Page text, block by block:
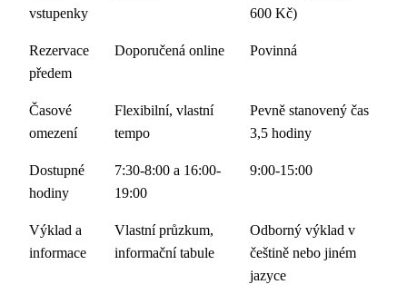
vstupenky
600 Kč)
Rezervace
předem
Doporučená online Povinná
Časové
omezení
Flexibilní, vlastní
tempo
Pevně stanovený čas
3,5 hodiny
Dostupné
hodiny
7:30-8:00 a 16:00-
19:00
9:00-15:00
Výklad a
informace
Vlastní průzkum,
informační tabule
Odborný výklad v
češtině nebo jiném
jazyce